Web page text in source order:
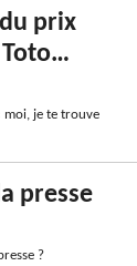
prix
Toto…
moi, je te trouve
presse
?